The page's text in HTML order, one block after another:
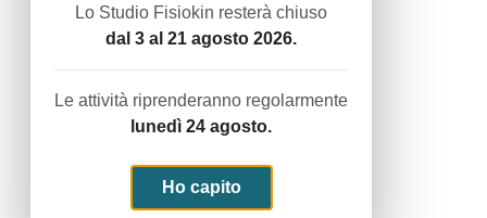
Lo Studio Fisiokin resterà chiuso
dal 3 al 21 agosto 2026.
Le attività riprenderanno regolarmente
lunedì 24 agosto.
Ho capito
Attività
Servizio Termale con acque termali
Ginnastica Dolce
Rieducazione Posturale - Mézierès
Riabilitazione Domiciliare
Noi e lo sport
Elettroterapia Antalgica
Elettroterapia Di Stimolazione
Ultrasuonoterapia